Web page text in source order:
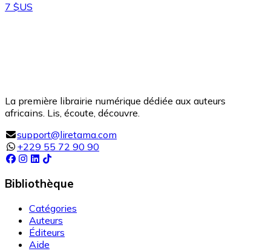
7 $US
La première librairie numérique dédiée aux auteurs
africains. Lis, écoute, découvre.
support@liretama.com
+229 55 72 90 90
Bibliothèque
Catégories
Auteurs
Éditeurs
Aide